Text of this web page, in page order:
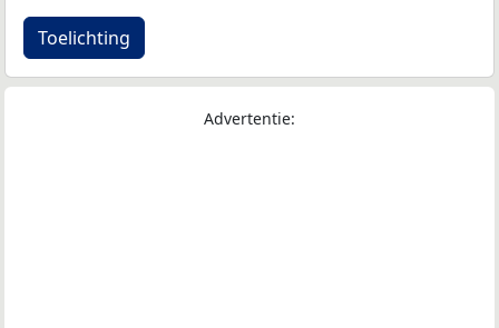
Toelichting
Advertentie: